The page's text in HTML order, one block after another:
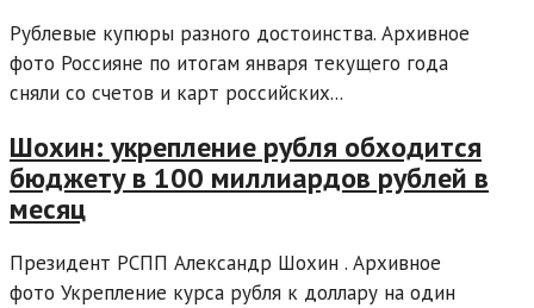
Рублевые купюры разного достоинства. Архивное
фото Россияне по итогам января текущего года
сняли со счетов и карт российских...
Шохин: укрепление рубля обходится
бюджету в 100 миллиардов рублей в
месяц
Президент РСПП Александр Шохин . Архивное
фото Укрепление курса рубля к доллару на один